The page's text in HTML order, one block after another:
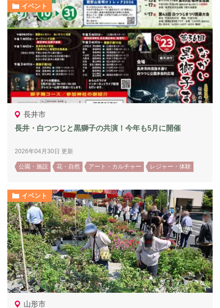
イベント
長井市
長井・白つつじと黒獅子の共演！今年も5月に開催
2026年04月30日 更新
公園・施設 花・自然 アート・カルチャー レジャー・体験
イベント
山形市